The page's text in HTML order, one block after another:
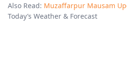
Also Read: Muzaffarpur Mausam
Today’s Weather & Forecast